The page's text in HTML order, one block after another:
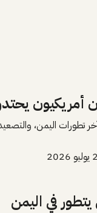
أمريكيون
تطورات اليمن،
في اليمن